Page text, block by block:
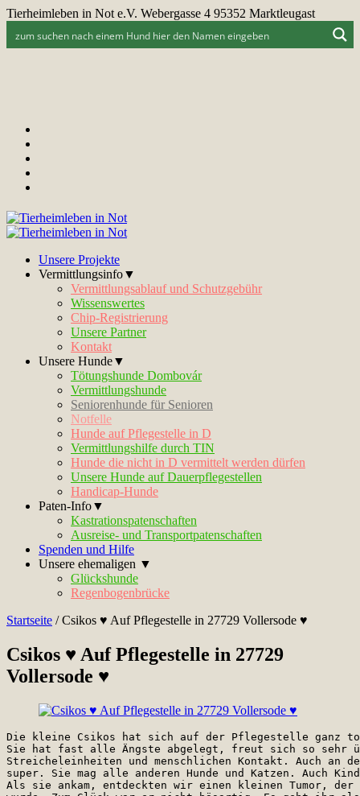
Tierheimleben in Not e.V. Webergasse 4 95352 Marktleugast
Unsere Projekte
Vermittlungsinfo▼
Vermittlungsablauf und Schutzgebühr
Wissenswertes
Chip-Registrierung
Unsere Partner
Kontakt
Unsere Hunde▼
Tötungshunde Dombovár
Vermittlungshunde
Seniorenhunde für Senioren
Notfelle
Hunde auf Pflegestelle in D
Vermittlungshilfe durch TIN
Hunde die nicht in D vermittelt werden dürfen
Unsere Hunde auf Dauerpflegestellen
Handicap-Hunde
Paten-Info▼
Kastrationspatenschaften
Ausreise- und Transportpatenschaften
Spenden und Hilfe
Unsere ehemaligen ▼
Glückshunde
Regenbogenbrücke
Startseite /Csikos ♥ Auf Pflegestelle in 27729 Vollersode ♥
Csikos ♥ Auf Pflegestelle in 27729
Vollersode ♥
Die kleine Csikos hat sich auf der Pflegestelle
Sie hat fast alle Ängste abgelegt, freut sich so sehr
Streicheleinheiten und menschlichen Kontakt. Auch an
super. Sie mag alle anderen Hunde und Katzen. Auch
Als sie ankam, entdeckten wir einen kleinen Tumor, der